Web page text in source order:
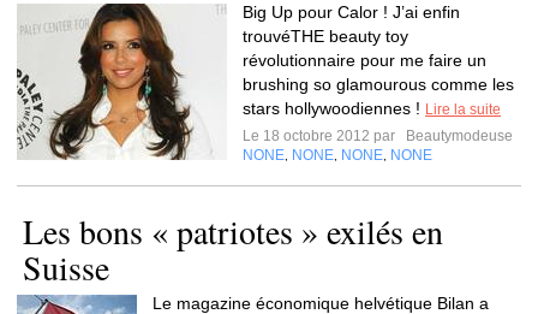
Big Up pour Calor ! J’ai enfin
trouvéTHE beauty toy
révolutionnaire pour me faire un
brushing so glamourous comme les
stars hollywoodiennes ! Lire la suite
Le 18 octobre 2012 par
Beautymodeuse
NONE NONE NONE NONE
Les bons « patriotes » exilés en
Suisse
Le magazine économique helvétique Bilan a